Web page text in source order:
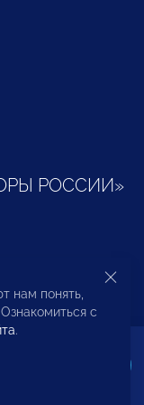
РОССИИ»
и
нам понять,
с
.